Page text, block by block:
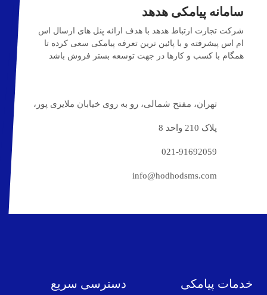
سامانه پیامکی هدهد
شرکت تجارت ارتباط هدهد با هدف ارائه پنل های ارسال اس
ام اس پیشرفته و با پائین ترین تعرفه پیامکی سعی کرده تا
همگام با کسب و کارها در جهت توسعه بستر فروش باشد
تهران، مفتح شمالی، رو به روی خیابان ملایری پور،
پلاک 210 واحد 8
021-91692059
info@hodhodsms.com
خدمات پیامکی دسترسی سریع